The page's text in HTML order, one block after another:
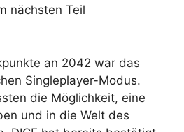
nächsten Teil
an 2042 war das
Singleplayer-Modus.
die Möglichkeit, eine
und in die Welt des